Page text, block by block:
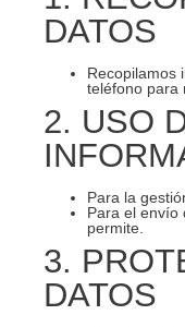
DATOS
Recopilamos
teléfono para
2. USO
Para la
Para el envío
permite.
3.
DATOS